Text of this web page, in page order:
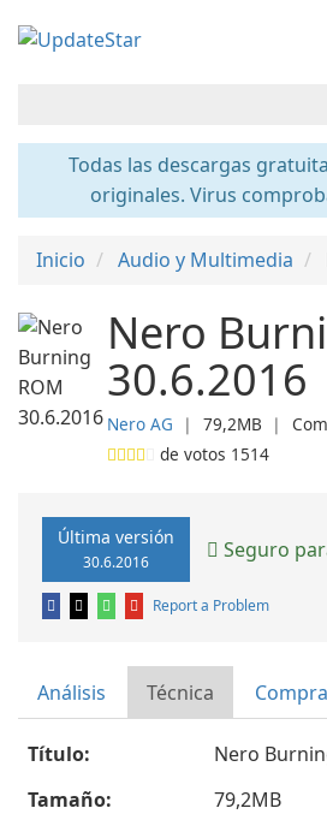
Todas las descargas
originales. Virus
Inicio Audio y Multimedia
Nero
30.6.2016
Nero AG ❘ 79,2MB ❘
de votos 1514
Última versión
30.6.2016 Seguro
Report a Problem
Análisis Técnica
Título:
Nero
Tamaño:
79,2MB